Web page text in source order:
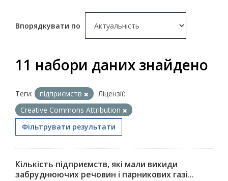
Впорядкувати по
11 набори даних знайдено
Теги: підприємств
Ліцензії:
Creative Commons Attribution
Фільтрувати результати
Кількість підприємств, які мали викиди
забруднюючих речовин і парникових газі...